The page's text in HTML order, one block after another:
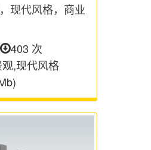
现代风格，商业
403 次
,现代风格